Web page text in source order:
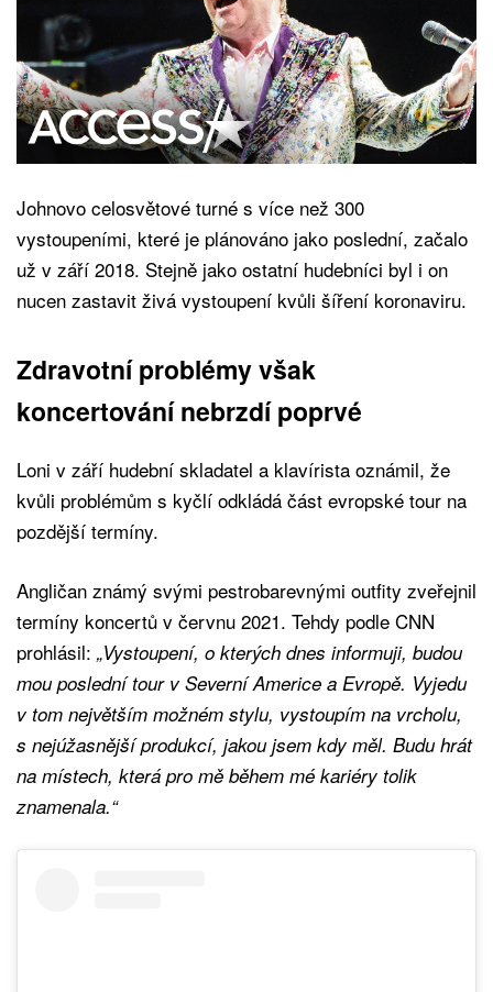
Johnovo celosvětové turné s více než 300
vystoupeními, které je plánováno jako poslední, začalo
už v září 2018. Stejně jako ostatní hudebníci byl i on
nucen zastavit živá vystoupení kvůli šíření koronaviru.
Zdravotní problémy však
koncertování nebrzdí poprvé
Loni v září hudební skladatel a klavírista oznámil, že
kvůli problémům s kyčlí odkládá část evropské tour na
pozdější termíny.
Angličan známý svými pestrobarevnými outfity zveřejnil
termíny koncertů v červnu 2021. Tehdy podle CNN
prohlásil: „Vystoupení, o kterých dnes informuji, budou
mou poslední tour v Severní Americe a Evropě. Vyjedu
v tom největším možném stylu, vystoupím na vrcholu,
s nejúžasnější produkcí, jakou jsem kdy měl. Budu hrát
na místech, která pro mě během mé kariéry tolik
znamenala.“